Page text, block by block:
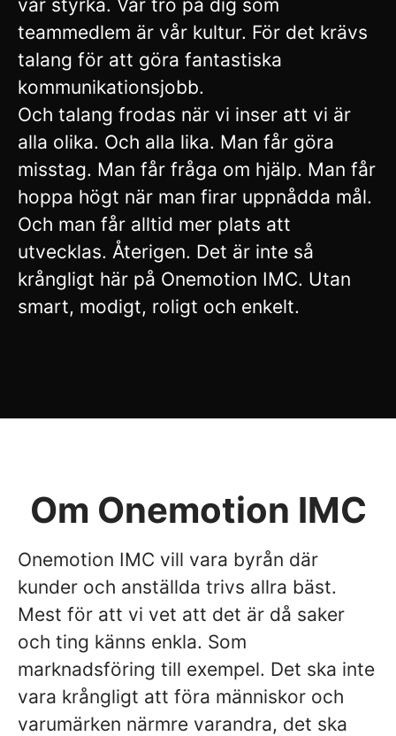
vår styrka. Vår tro på dig som
teammedlem är vår kultur. För det krävs
talang för att göra fantastiska
kommunikationsjobb.
Och talang frodas när vi inser att vi är
alla olika. Och alla lika. Man får göra
misstag. Man får fråga om hjälp. Man får
hoppa högt när man firar uppnådda mål.
Och man får alltid mer plats att
utvecklas. Återigen. Det är inte så
krångligt här på Onemotion IMC. Utan
smart, modigt, roligt och enkelt.
Om Onemotion IMC
Onemotion IMC vill vara byrån där
kunder och anställda trivs allra bäst.
Mest för att vi vet att det är då saker
och ting känns enkla. Som
marknadsföring till exempel. Det ska inte
vara krångligt att föra människor och
varumärken närmre varandra, det ska